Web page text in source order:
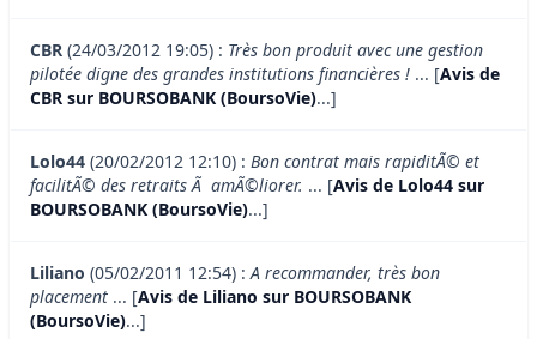
CBR (24/03/2012 19:05) : Très bon produit avec une gestion
pilotée digne des grandes institutions financières ! ... [Avis de
CBR sur BOURSOBANK (BoursoVie)...]
Lolo44 (20/02/2012 12:10) : Bon contrat mais rapiditÃ© et
facilitÃ© des retraits Ã amÃ©liorer. ... [Avis de Lolo44 sur
BOURSOBANK (BoursoVie)...]
Liliano (05/02/2011 12:54) :A recommander, très bon
placement ... [Avis de Liliano sur BOURSOBANK
(BoursoVie)...]